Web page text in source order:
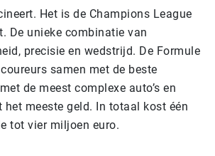
Het is de Champions League
De unieke combinatie van
precisie en wedstrijd. De Formule
samen met de beste
de meest complexe auto’s en
meeste geld. In totaal kost één
tot vier miljoen euro.